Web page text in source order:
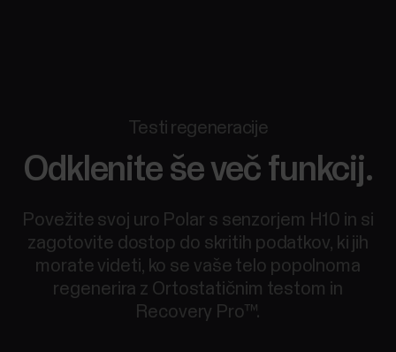
Testi regeneracije
Odklenite še več funkcij.
Povežite svoj uro Polar s senzorjem H10 in si
zagotovite dostop do skritih podatkov, ki jih
morate videti, ko se vaše telo popolnoma
regenerira z Ortostatičnim testom in
Recovery Pro™.